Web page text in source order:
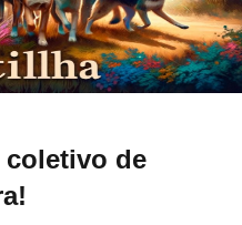
coletivo de